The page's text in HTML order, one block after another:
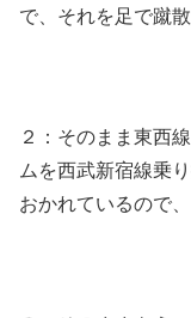
で、それを足で蹴
２：そのまま東西
ムを西武新宿線乗
おかれているので